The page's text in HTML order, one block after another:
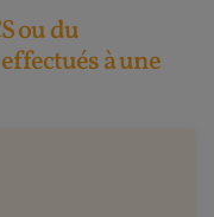
ou du
à une